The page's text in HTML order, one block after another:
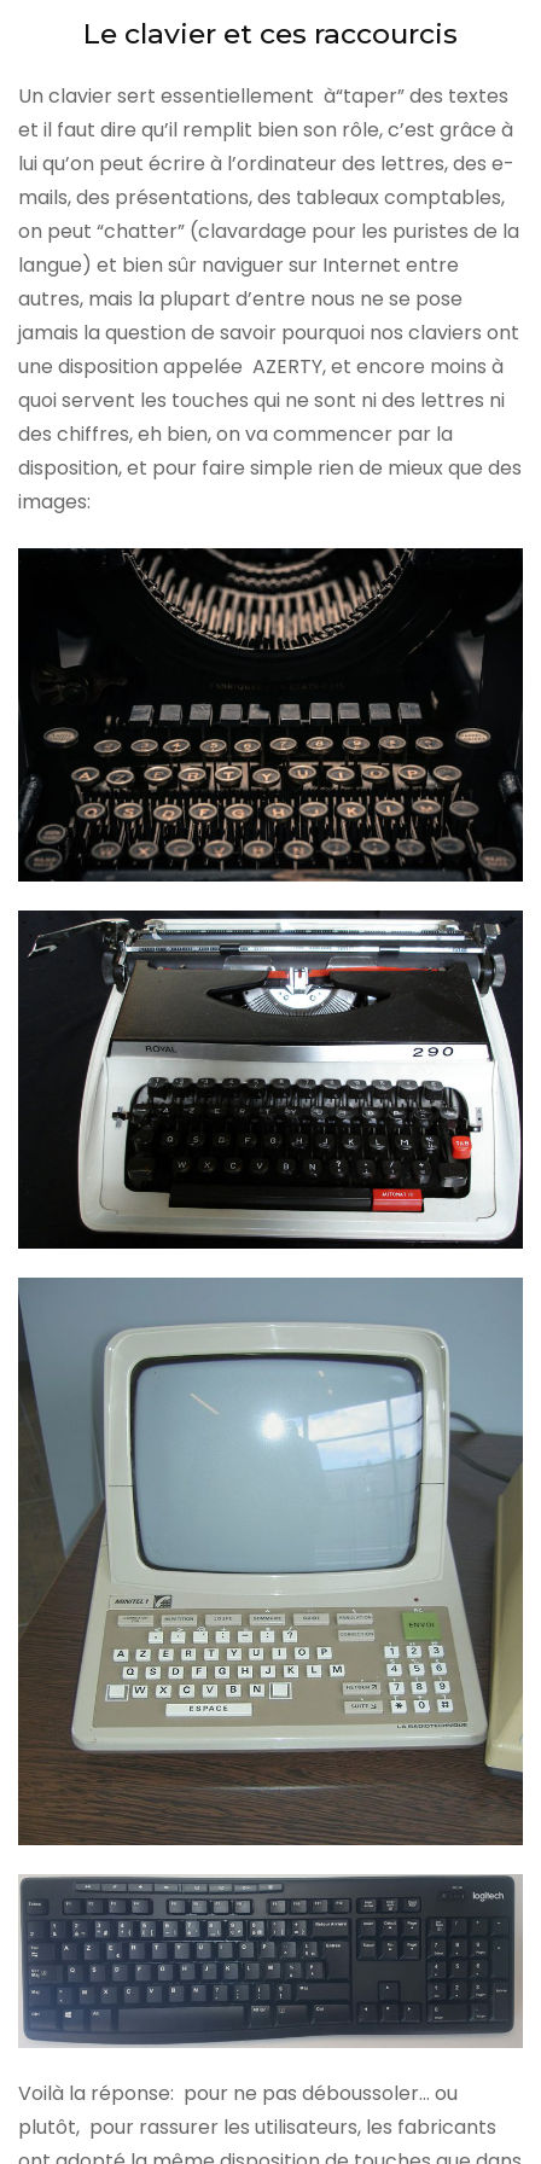
Le clavier et ces raccourcis
Un clavier sert essentiellement à“taper” des textes
et il faut dire qu’il remplit bien son rôle, c’est grâce à
lui qu’on peut écrire à l’ordinateur des lettres, des e-
mails, des présentations, des tableaux comptables,
on peut “chatter” (clavardage pour les puristes de la
langue) et bien sûr naviguer sur Internet entre
autres, mais la plupart d’entre nous ne se pose
jamais la question de savoir pourquoi nos claviers ont
une disposition appelée AZERTY, et encore moins à
quoi servent les touches qui ne sont ni des lettres ni
des chiffres, eh bien, on va commencer par la
disposition, et pour faire simple rien de mieux que des
images:
Voilà la réponse: pour ne pas déboussoler… ou
plutôt, pour rassurer les utilisateurs, les fabricants